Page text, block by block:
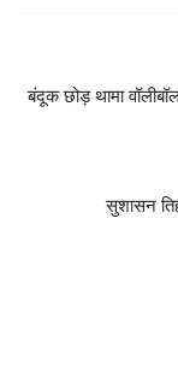
बंदूक छोड़ थामा
सुशासन